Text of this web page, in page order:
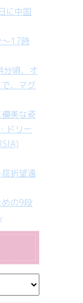
に中国
17時
頃、オ
、マグ
美な姿
ドリー
折望遠
の9段